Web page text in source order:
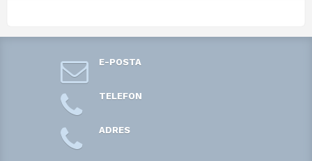
E-POSTA
TELEFON
ADRES